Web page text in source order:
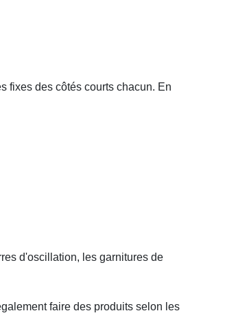
fixes des côtés courts chacun. En
d'oscillation, les garnitures de
faire des produits selon les